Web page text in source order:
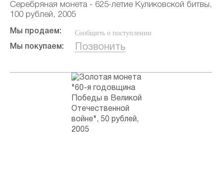
Серебряная монета - 625-летие Куликовской битвы,
100 рублей, 2005
Мы продаем: Сообщить о поступлении
Мы покупаем: Позвонить